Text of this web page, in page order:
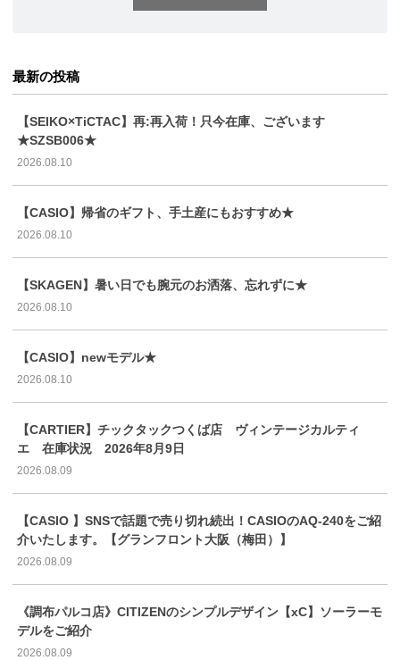
最新の投稿
【SEIKO×TiCTAC】再:再入荷！只今在庫、ございます
★SZSB006★
2026.08.10
【CASIO】帰省のギフト、手土産にもおすすめ★
2026.08.10
【SKAGEN】暑い日でも腕元のお洒落、忘れずに★
2026.08.10
【CASIO】newモデル★
2026.08.10
【CARTIER】チックタックつくば店 ヴィンテージカルティ
エ 在庫状況 2026年8月9日
2026.08.09
【CASIO 】SNSで話題で売り切れ続出！CASIOのAQ-240をご紹
介いたします。【グランフロント大阪（梅田）】
2026.08.09
《調布パルコ店》CITIZENのシンプルデザイン【xC】ソーラーモ
デルをご紹介
2026.08.09